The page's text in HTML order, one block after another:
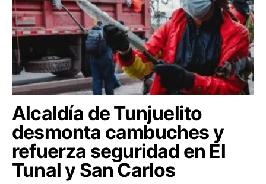
Alcaldía de Tunjuelito
desmonta cambuches y
refuerza seguridad en El
Tunal y San Carlos